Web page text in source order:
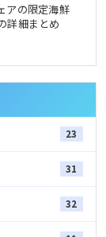
アの限定海鮮
詳細まとめ
23
31
32